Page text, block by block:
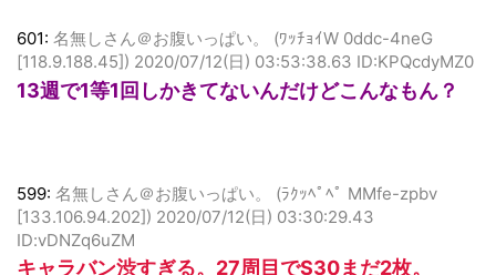
601:名無しさん＠お腹いっぱい。 (ﾜｯﾁｮｲW 0ddc-4neG
[118.9.188.45]) 2020/07/12(日) 03:53:38.63 ID:KPQcdyMZ0
599:名無しさん＠お腹いっぱい。 (ﾗｸｯﾍﾟﾍﾟ MMfe-zpbv
[133.106.94.202])
ID:vDNZq6uZM